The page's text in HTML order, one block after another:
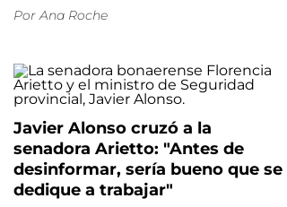
Por Ana Roche
Javier Alonso cruzó a la
senadora Arietto: "Antes de
desinformar, sería bueno que se
dedique a trabajar"